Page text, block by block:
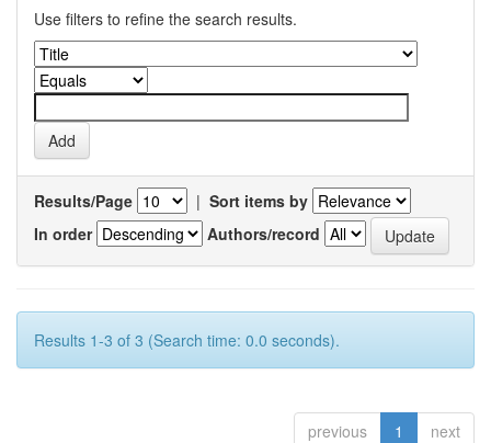
Use filters to refine the search results.
Results/Page | Sort items by
In order
Authors/record
Results 1-3 of 3 (Search time: 0.0 seconds).
previous 1 next